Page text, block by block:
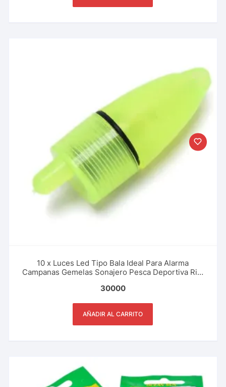
10 x Luces Led Tipo Bala Ideal Para Alarma
Campanas Gemelas Sonajero Pesca Deportiva Rio,
30000
AÑADIR AL CARRITO